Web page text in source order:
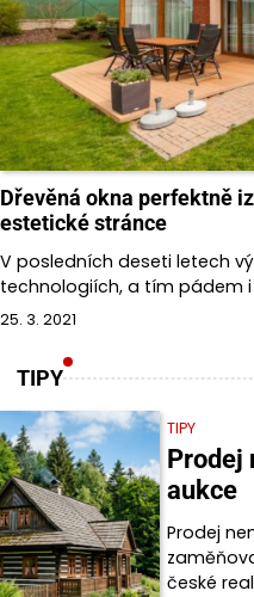
Dřevěná okna perfektně
estetické stránce
V posledních deseti letech
technologiích, a tím pádem
25. 3. 2021
TIPY
TIPY
aukce
Prodej
české